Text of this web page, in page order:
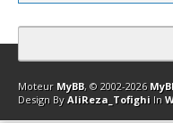
Contact Club Affiliation
Moteur MyBB, © 2002-2026
Design By AliReza_Tofighi In